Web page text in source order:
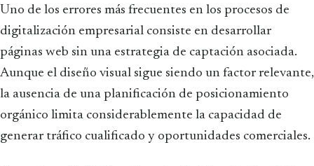
Uno de los errores más frecuentes en los procesos de
digitalización empresarial consiste en desarrollar
páginas web sin una estrategia de captación asociada.
Aunque el diseño visual sigue siendo un factor relevante,
la ausencia de una planificación de posicionamiento
orgánico limita considerablemente la capacidad de
generar tráfico cualificado y oportunidades comerciales.